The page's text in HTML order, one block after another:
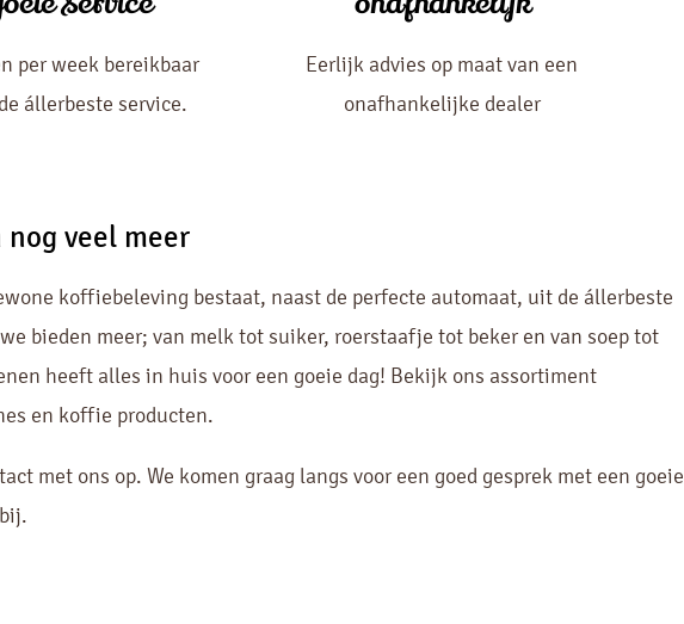
per week bereikbaar
állerbeste service.
Eerlijk advies op maat van een
onafhankelijke dealer
veel meer
koffiebeleving bestaat, naast de perfecte automaat, uit de állerbeste
bieden meer; van melk tot suiker, roerstaafje tot beker en van soep tot
heeft alles in huis voor een goeie dag! Bekijk ons assortiment
en koffie producten.
met ons op. We komen graag langs voor een goed gesprek met een goeie